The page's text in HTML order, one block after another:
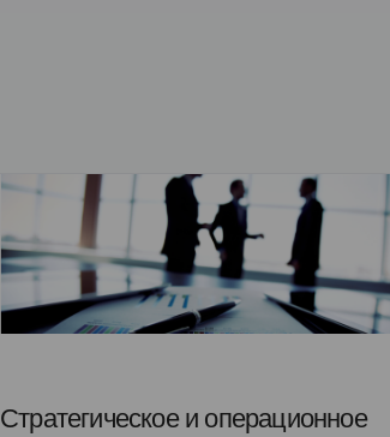
Стратегическое и операционное